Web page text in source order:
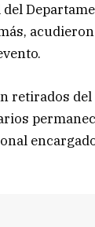
retirados